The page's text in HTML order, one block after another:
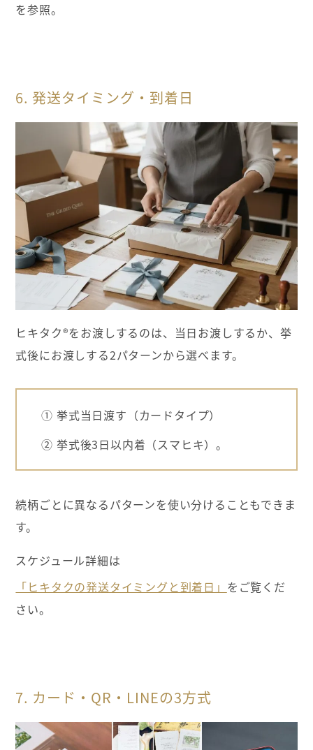
を参照。
6. 発送タイミング・到着日
ヒキタク®をお渡しするのは、当日お渡しするか、挙
式後にお渡しする2パターンから選べます。
① 挙式当日渡す（カードタイプ）
② 挙式後3日以内着（スマヒキ）。
続柄ごとに異なるパターンを使い分けることもできま
す。
スケジュール詳細は
「ヒキタクの発送タイミングと到着日」 をご覧くだ
さい。
7. カード・QR・LINEの3方式